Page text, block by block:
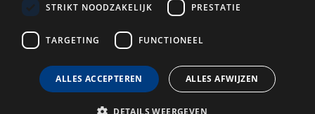
STRIKT NOODZAKELIJK PRESTATIE
TARGETING FUNCTIONEEL
ALLES ACCEPTEREN ALLES AFWIJZEN
DETAILS WEERGEVEN